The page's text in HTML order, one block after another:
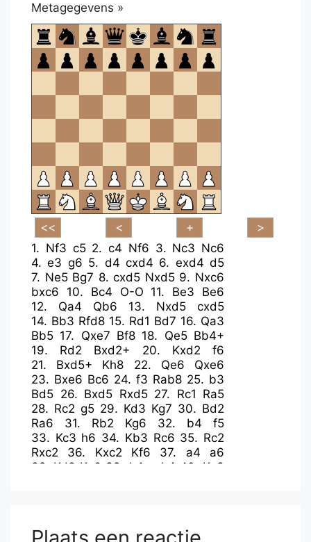
Metagegevens »
om
te
openen.
1. Nf3 c5 2. c4 Nf6 3. Nc3 Nc6
4.e3 g6 5. d4 cxd4 6. exd4 d5
7. Ne5 Bg7 8.cxd5 Nxd5 9. Nxc6
bxc6
10. Bc4 O-O 11. Be3
Be6
12. Qa4 Qb6 13. Nxd5
cxd5
14. Bb3 Rfd8 15. Rd1 Bd7 16. Qa3
Bb5 17. Qxe7 Bf8 18. Qe5 Bb4+
19. Rd2 Bxd2+ 20. Kxd2
f6
21. Bxd5+ Kh8 22. Qe6
Qxe6
23. Bxe6 Bc6 24. f3 Rab8 25. b3
Bd5 26. Bxd5 Rxd5 27. Rc1 Ra5
28. Rc2 g5 29. Kd3 Kg7 30. Bd2
Ra6
31. Rb2 Kg6 32. b4
f5
33. Kc3 h6 34. Kb3 Rc6 35. Rc2
Rxc2
36. Kxc2 Kf6 37. a4
a6
38. Kd3 Ke6 39. h4 gxh4 40. Ke3